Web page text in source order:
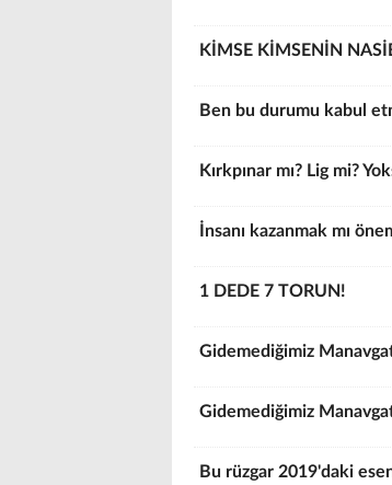
KİMSE KİMSENİN
Ben bu durumu kabul
Kırkpınar mı? Lig mi?
İnsanı kazanmak mı
1 DEDE 7 TORUN!
Gidemediğimiz
Gidemediğimiz
Bu rüzgar 2019'daki